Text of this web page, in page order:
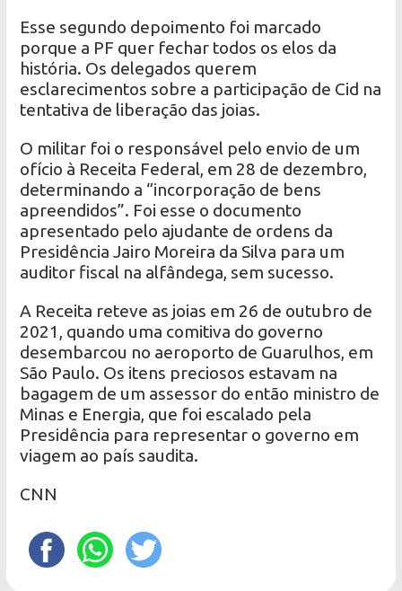
Esse segundo depoimento foi marcado
porque a PF quer fechar todos os elos da
história. Os delegados querem
esclarecimentos sobre a participação de Cid na
tentativa de liberação das joias.
O militar foi o responsável pelo envio de um
ofício à Receita Federal, em 28 de dezembro,
determinando a “incorporação de bens
apreendidos”. Foi esse o documento
apresentado pelo ajudante de ordens da
Presidência Jairo Moreira da Silva para um
auditor fiscal na alfândega, sem sucesso.
A Receita reteve as joias em 26 de outubro de
2021, quando uma comitiva do governo
desembarcou no aeroporto de Guarulhos, em
São Paulo. Os itens preciosos estavam na
bagagem de um assessor do então ministro de
Minas e Energia, que foi escalado pela
Presidência para representar o governo em
viagem ao país saudita.
CNN